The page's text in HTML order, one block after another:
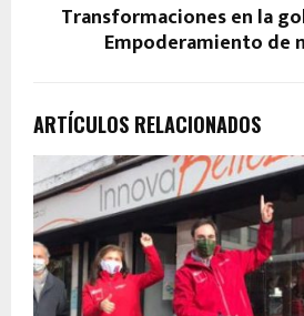
Transformaciones en la
Empoderamiento de
ARTÍCULOS RELACIONADOS